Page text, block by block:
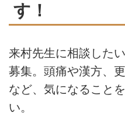
す！
来村先生に相談した
募集。頭痛や漢方、
など、気になること
い。